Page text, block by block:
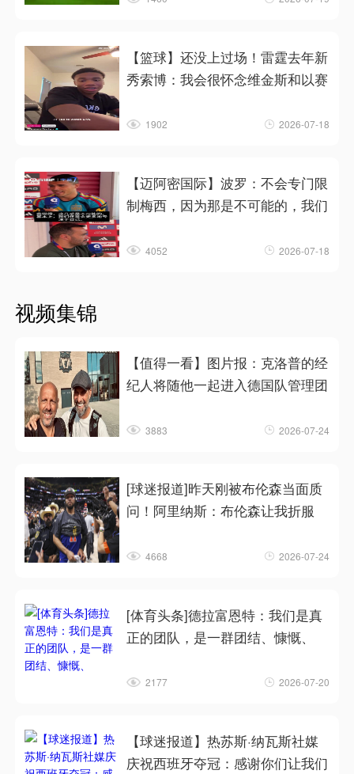
【篮球】还没上过场！雷霆去年新
秀索博：我会很怀念维金斯和以赛
1902 2026-07-18
【迈阿密国际】波罗：不会专门限
制梅西，因为那是不可能的，我们
4052 2026-07-18
视频集锦
【值得一看】图片报：克洛普的经
纪人将随他一起进入德国队管理团
3883 2026-07-24
[球迷报道]昨天刚被布伦森当面质
问！阿里纳斯：布伦森让我折服
4668 2026-07-24
[体育头条]德拉富恩特：我们是真
正的团队，是一群团结、慷慨、
2177 2026-07-20
【球迷报道】热苏斯·纳瓦斯社媒
庆祝西班牙夺冠：感谢你们让我们